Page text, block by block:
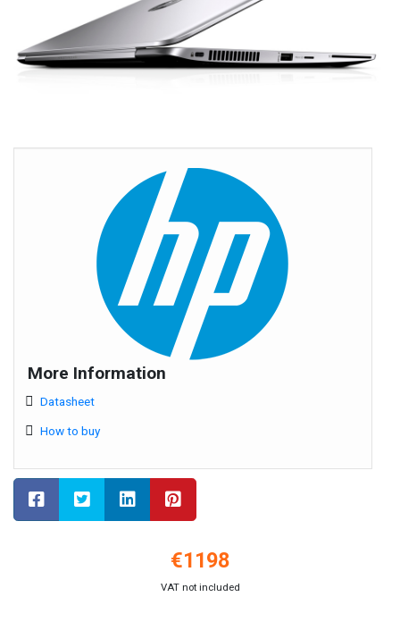
More Information
Datasheet
How to buy
€1198
VAT not included